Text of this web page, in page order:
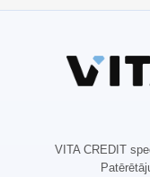
VITA CREDIT